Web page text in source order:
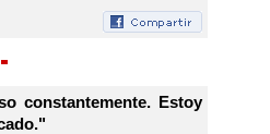
constantemente. Estoy